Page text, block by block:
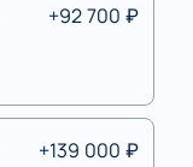
+92 700 ₽
+139 000 ₽